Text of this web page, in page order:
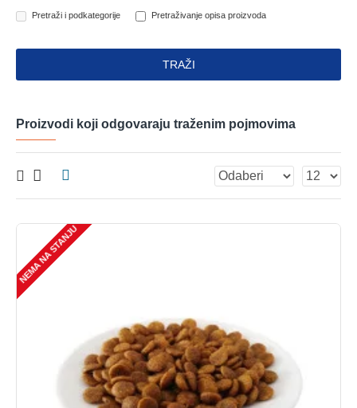
Pretraži i podkategorije Pretraživanje opisa proizvoda
TRAŽI
Proizvodi koji odgovaraju traženim pojmovima
NEMA NA STANJU